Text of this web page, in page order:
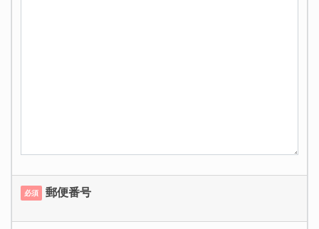
必須 郵便番号